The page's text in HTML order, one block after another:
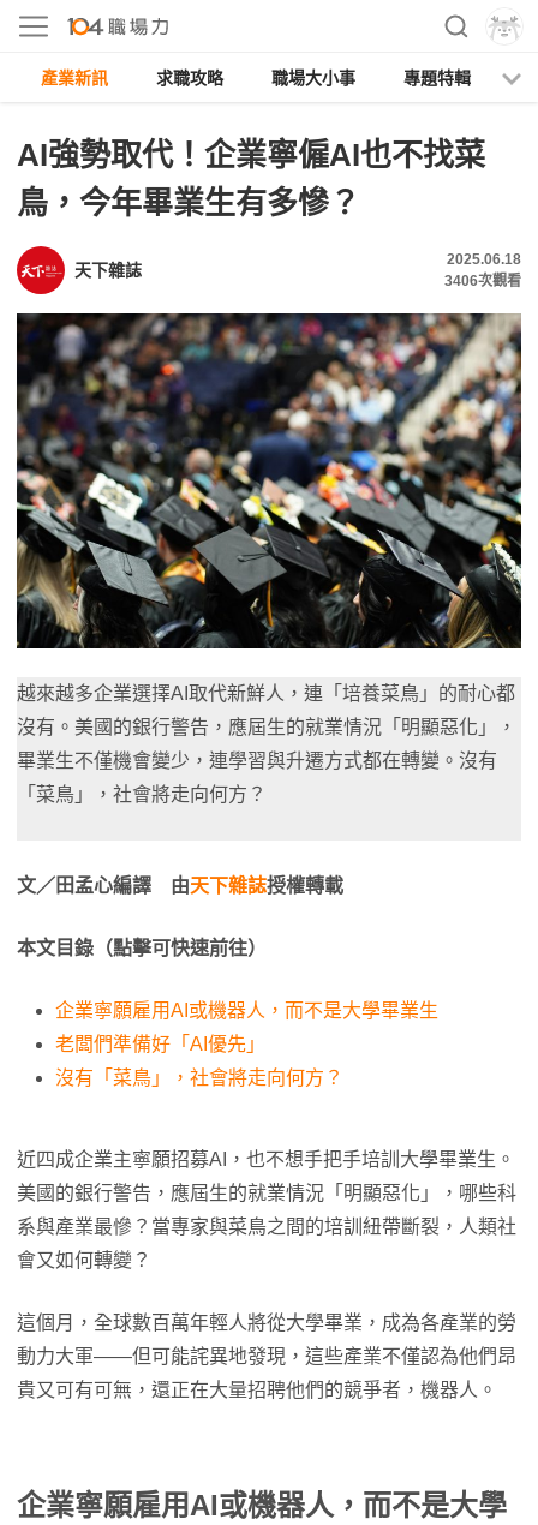
產業新訊 求職攻略 職場大小事 專題特輯
AI強勢取代！企業寧僱AI也不找菜
鳥，今年畢業生有多慘？
天下雜誌
2025.06.18
3406次觀看
越來越多企業選擇AI取代新鮮人，連「培養菜鳥」的耐心都
沒有。美國的銀行警告，應屆生的就業情況「明顯惡化」，
畢業生不僅機會變少，連學習與升遷方式都在轉變。沒有
「菜鳥」，社會將走向何方？
文／田孟心編譯 由天下雜誌授權轉載
本文目錄（點擊可快速前往）
企業寧願雇用AI或機器人，而不是大學畢業生
老闆們準備好「AI優先」
沒有「菜鳥」，社會將走向何方？
近四成企業主寧願招募AI，也不想手把手培訓大學畢業生。
美國的銀行警告，應屆生的就業情況「明顯惡化」，哪些科
系與產業最慘？當專家與菜鳥之間的培訓紐帶斷裂，人類社
會又如何轉變？
這個月，全球數百萬年輕人將從大學畢業，成為各產業的勞
動力大軍——但可能詫異地發現，這些產業不僅認為他們昂
貴又可有可無，還正在大量招聘他們的競爭者，機器人。
企業寧願雇用AI或機器人，而不是大學